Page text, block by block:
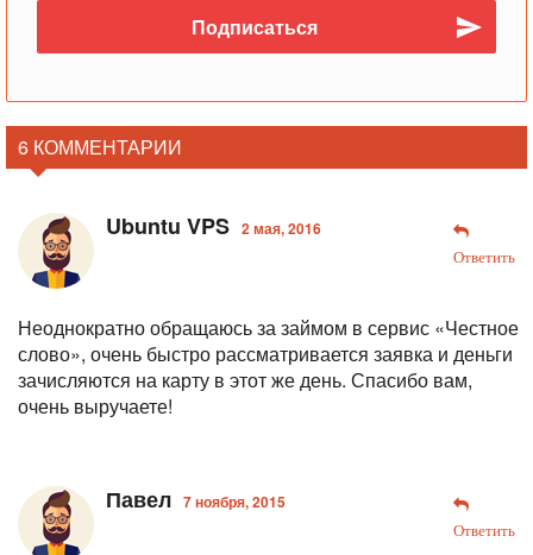
6 КОММЕНТАРИИ
Ubuntu VPS 2 мая, 2016
Ответить
Неоднократно обращаюсь за займом в сервис «Честное
слово», очень быстро рассматривается заявка и деньги
зачисляются на карту в этот же день. Спасибо вам,
очень выручаете!
Павел 7 ноября, 2015
Ответить